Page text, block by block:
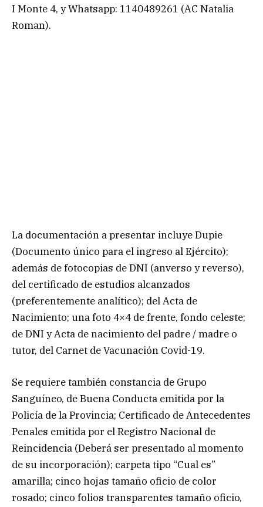
I Monte 4, y Whatsapp: 1140489261 (AC Natalia
Roman).
La documentación a presentar incluye Dupie
(Documento único para el ingreso al Ejército);
además de fotocopias de DNI (anverso y reverso),
del certificado de estudios alcanzados
(preferentemente analítico); del Acta de
Nacimiento; una foto 4×4 de frente, fondo celeste;
de DNI y Acta de nacimiento del padre / madre o
tutor, del Carnet de Vacunación Covid-19.
Se requiere también constancia de Grupo
Sanguíneo, de Buena Conducta emitida por la
Policía de la Provincia; Certificado de Antecedentes
Penales emitida por el Registro Nacional de
Reincidencia (Deberá ser presentado al momento
de su incorporación); carpeta tipo “Cual es”
amarilla; cinco hojas tamaño oficio de color
rosado; cinco folios transparentes tamaño oficio,